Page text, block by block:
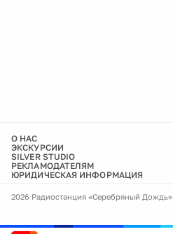
О НАС
ЭКСКУРСИИ
SILVER STUDIO
РЕКЛАМОДАТЕЛЯМ
ЮРИДИЧЕСКАЯ ИНФОРМАЦИЯ
2026 Радиостанция «Серебряный Дождь»